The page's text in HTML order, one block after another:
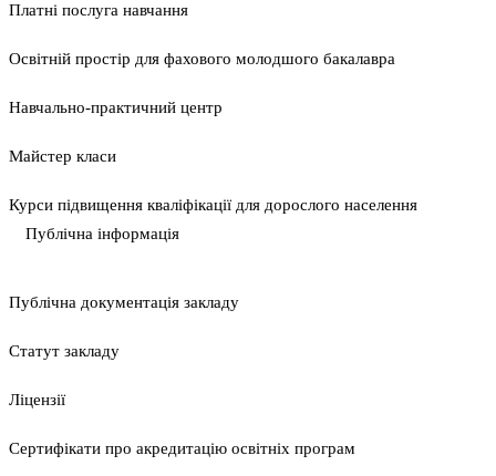
Платні послуга навчання
Освітній простір для фахового молодшого бакалавра
Навчально-практичний центр
Майстер класи
Курси підвищення кваліфікації для дорослого населення
Публічна інформація
Публічна документація закладу
Статут закладу
Ліцензії
Сертифікати про акредитацію освітніх програм